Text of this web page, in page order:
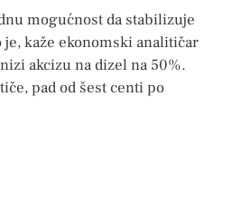
mogućnost da stabilizuje
je, kaže ekonomski analitičar
akcizu na dizel na 50%.
pad od šest centi po